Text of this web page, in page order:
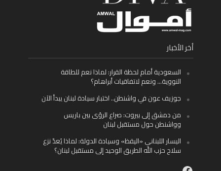
أخر الأخبار
السعودية أمام لحظة القرار: لماذا نعم للطاقة
النووية… ونعم لاتفاقيات أبراهام؟
جوزيف عون في واشنطن.. اختبار سيادة لبنان يبدأ الآن
من دمشق إلى بيروت: صراع الرؤى بين باريس
وواشنطن حول مستقبل لبنان
اليسار اللبناني «اليقظ» وسيادة الدولة: لماذا يُعدّ نزع
سلاح حزب الله الطريق الوحيد إلى مستقبل لبنان؟